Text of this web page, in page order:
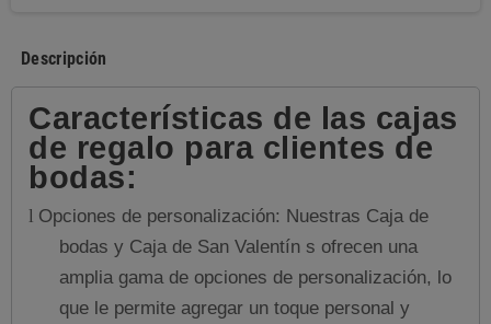
Descripción
Características de las cajas
de regalo para clientes de
bodas:
l Opciones de personalización: Nuestras Caja de
bodas y Caja de San Valentín s ofrecen una
amplia gama de opciones de personalización, lo
que le permite agregar un toque personal y